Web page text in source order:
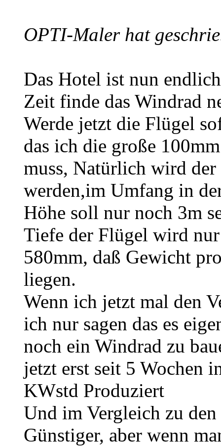
OPTI-Maler hat
Das Hotel ist nun
Zeit finde das Windrad
Werde jetzt die Flügel
das ich die große
muss, Natürlich wird
werden,im Umfang in
Höhe soll nur noch 3m
Tiefe der Flügel wird
580mm, daß Gewicht
liegen.
Wenn ich jetzt mal den
ich nur sagen das es
noch ein Windrad zu
jetzt erst seit 5 Wochen
KWstd Produziert
Und im Vergleich zu
Günstiger, aber wenn